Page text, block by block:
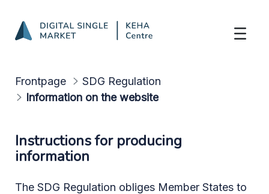
Frontpage
SDG Regulation
Information on the website
Instructions for producing
information
The SDG Regulation obliges Member States to